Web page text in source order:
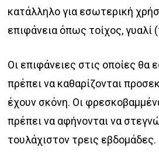
κατάλληλο για εσωτερική
επιφάνεια όπως τοίχος, γυαλί
Οι επιφάνειες στις οποίες θα
πρέπει να καθαρίζονται
έχουν σκόνη. Οι
πρέπει να αφήνονται να
τουλάχιστον τρεις εβδομάδες.